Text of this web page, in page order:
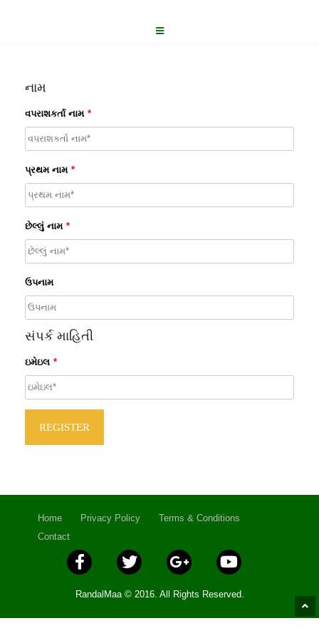
નામ
વપરાશકર્તા નામ *
પ્રથમ નામ *
છેલ્લું નામ *
ઉપનામ
સંપર્ક માહિતી
ઇમેઇલ *
Home Privacy Policy
Terms & Conditions
Contact
RandalMaa © 2016. All Rights Reserved.